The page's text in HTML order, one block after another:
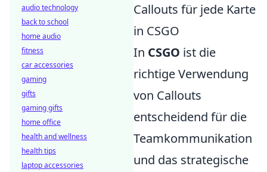
Callouts für jede Karte
in CSGO
In CSGO ist die
richtige Verwendung
von Callouts
entscheidend für die
Teamkommunikation
und das strategische
audio technology
back to school
home audio
fitness
car accessories
gaming
gifts
gaming gifts
home office
health and wellness
health tips
laptop accessories